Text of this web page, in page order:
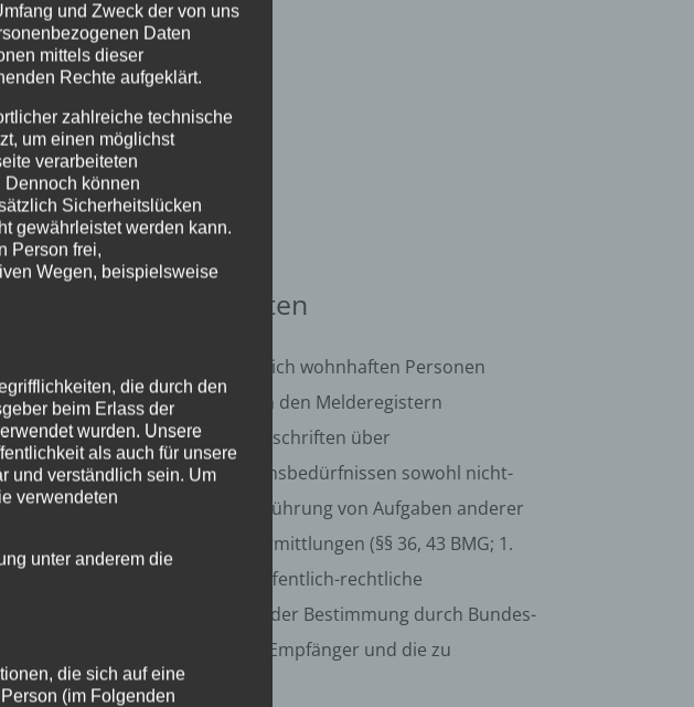
Daten
in ihrem Zuständigkeitsbereich wohnhaften Personen
nachweisen zu können. Die in den Melderegistern
um nach Maßgabe der Vorschriften über
den berechtigten Informationsbedürfnissen sowohl nicht-
zu tragen sowie bei der Durchführung von Aufgaben anderer
regelmäßige Datenübermittlungen (§§ 36, 43 BMG; 1.
sowie nach § 42 BMG an öffentlich-rechtliche
erfolgen aufgrund der Bestimmung durch Bundes-
der Datenübermittlung, die Empfänger und die zu
und Zweck der von uns
Daten
mittels dieser
Rechte aufgeklärt.
zahlreiche technische
um einen möglichst
verarbeiteten
können
Sicherheitslücken
gewährleistet werden kann.
Person frei,
Wegen, beispielsweise
die durch den
beim Erlass der
wurden. Unsere
als auch für unsere
und verständlich sein. Um
verwendeten
unter anderem die
die sich auf eine
(im Folgenden